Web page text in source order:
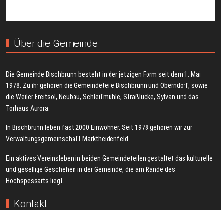
Über die Gemeinde
Die Gemeinde Bischbrunn besteht in der jetzigen Form seit dem 1. Mai
1978. Zu ihr gehören die Gemeindeteile Bischbrunn und Oberndorf, sowie
die Weiler Breitsol, Neubau, Schleifmühle, Straßlücke, Sylvan und das
Torhaus Aurora.
In Bischbrunn leben fast 2000 Einwohner. Seit 1978 gehören wir zur
Verwaltungsgemeinschaft Marktheidenfeld.
Ein aktives Vereinsleben in beiden Gemeindeteilen gestaltet das kulturelle
und gesellige Geschehen in der Gemeinde, die am Rande des
Hochspessarts liegt.
Kontakt